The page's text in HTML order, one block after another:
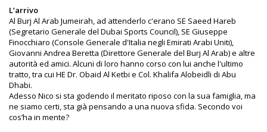
L’arrivo
Al Burj Al Arab Jumeirah, ad attenderlo c'erano SE Saeed Hareb
(Segretario Generale del Dubai Sports Council), SE Giuseppe
Finocchiaro (Console Generale d'Italia negli Emirati Arabi Uniti),
Giovanni Andrea Beretta (Direttore Generale del Burj Al Arab) e altre
autorità ed amici. Alcuni di loro hanno corso con lui anche l'ultimo
tratto, tra cui HE Dr. Obaid Al Ketbi e Col. Khalifa Alobeidli di Abu
Dhabi.
Adesso Nico si sta godendo il meritato riposo con la sua famiglia, ma
ne siamo certi, sta già pensando a una nuova sfida. Secondo voi
cos’ha in mente?